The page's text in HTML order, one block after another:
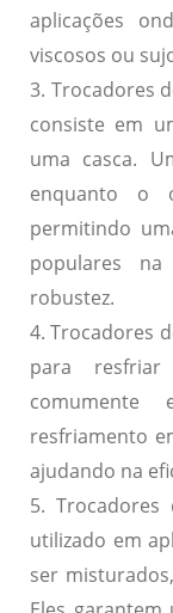
aplicações
viscosos ou
3. Trocadores
consiste em
uma casca.
enquanto o
permitindo
populares
robustez.
4.Trocadores
para
comumente
resfriamento
ajudando na
5.
utilizado em
ser